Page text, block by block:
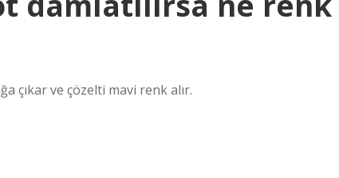
çıkar ve çözelti mavi renk alır.